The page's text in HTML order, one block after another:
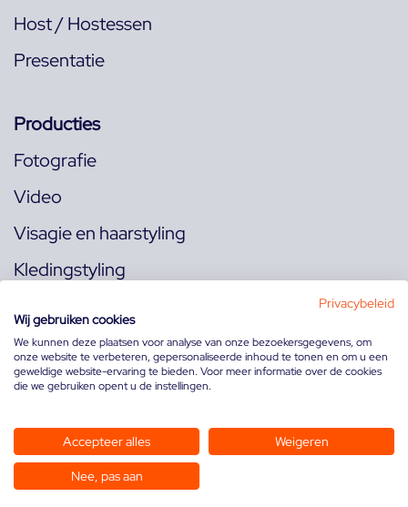
Host / Hostessen
Presentatie
Producties
Fotografie
Video
Visagie en haarstyling
Kledingstyling
Volg ons op:
Privacybeleid
Wij gebruiken cookies
We kunnen deze plaatsen voor analyse van onze bezoekersgegevens, om
onze website te verbeteren, gepersonaliseerde inhoud te tonen en om u een
geweldige website-ervaring te bieden. Voor meer informatie over de cookies
die we gebruiken opent u de instellingen.
Accepteer alles Weigeren
Nee, pas aan